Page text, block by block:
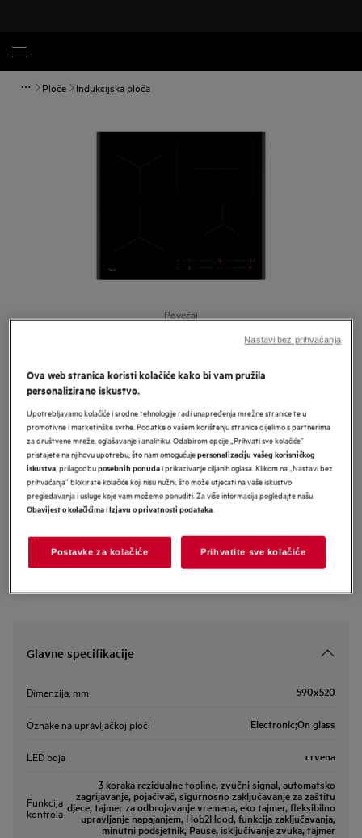
Ploče Indukcijska ploča
Povećaj
TO64IC0SFB
AEG 5000 osnovna ugradbena
indukcijska ploča 60 cm
Informacijski list proizvoda
2023/988 navedeni su u poglavljima 1 i 2 korisničkog priručnika.
Za sigurno korištenje proizvoda pročitajte cijeli korisnički
priručnik.
Glavne specifikacije
Dimenzija, mm 590x520
Oznake na upravljačkoj ploči Electronic;On glass
LED boja crvena
Funkcija
kontrola
3 koraka rezidualne topline, zvučni signal, automatsko
zagrijavanje, pojačivač, sigurnosno zaključavanje za zaštitu
djece, tajmer za odbrojavanje vremena, eko tajmer, fleksibilno
upravljanje napajanjem, Hob2Hood, funkcija zaključavanja,
minutni podsjetnik, Pause, isključivanje zvuka, tajmer
Ova web stranica koristi kolačiće kako bi vam pružila
personalizirano iskustvo.
Upotrebljavamo kolačiće i srodne tehnologije radi unapređenja mrežne stranice te u
promotivne i marketinške svrhe. Podatke o vašem korištenju stranice dijelimo s partnerima
za društvene mreže, oglašavanje i analitiku. Odabirom opcije „Prihvati sve kolačiće”
pristajete na njihovu upotrebu, što nam omogućujepersonalizaciju vašeg korisničkog
iskustva, prilagodbuposebnih ponudai prikazivanje ciljanih oglasa. Klikom na „Nastavi bez
prihvaćanja” blokirate kolačiće koji nisu nužni, što može utjecati na vaše iskustvo
pregledavanja i usluge koje vam možemo ponuditi. Za više informacija pogledajte našu
Obavijest o kolačićimaiIzjavu o privatnosti podataka.
Postavke za kolačiće Prihvatite sve kolačiće
Nastavi bez prihvaćanja